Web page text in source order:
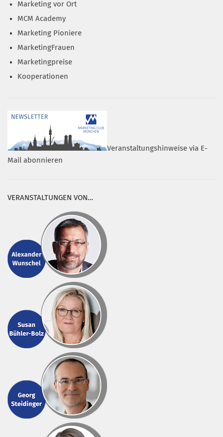
Marketing vor Ort
MCM Academy
Marketing Pioniere
MarketingFrauen
Marketingpreise
Kooperationen
Veranstaltungshinweise via E-
Mail abonnieren
VERANSTALTUNGEN VON…